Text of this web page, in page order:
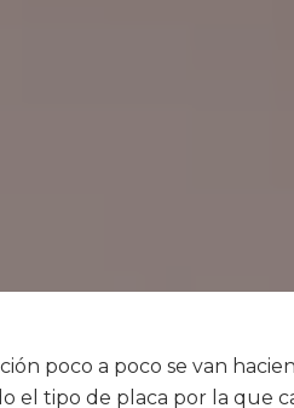
poco a poco se van
el tipo de placa por la que